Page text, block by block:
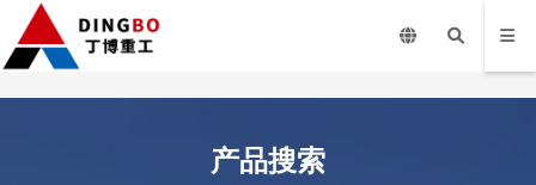
产品搜索